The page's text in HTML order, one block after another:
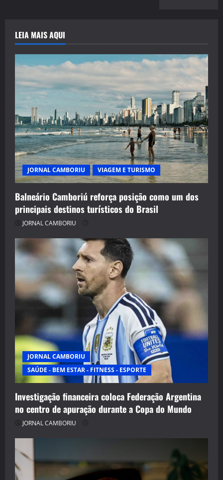
LEIA MAIS AQUI
JORNAL CAMBORIU VIAGEM E TURISMO
Balneário Camboriú reforça posição como um dos
principais destinos turísticos do Brasil
JORNAL CAMBORIU
JORNAL CAMBORIU
SAÚDE - BEM ESTAR - FITNESS - ESPORTE
Investigação financeira coloca Federação Argentina
no centro de apuração durante a Copa do Mundo
JORNAL CAMBORIU